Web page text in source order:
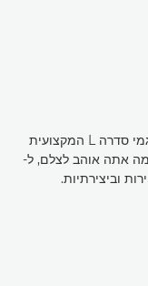
גלה את המבחר העשיר של עדשות Canon, מדגמי סדרה L המקצועית
מה אתה אוהב לצלם, ל-